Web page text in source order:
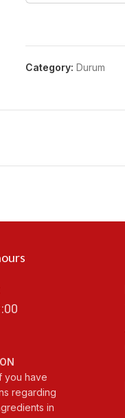
Category: Durum
you have
regarding
in